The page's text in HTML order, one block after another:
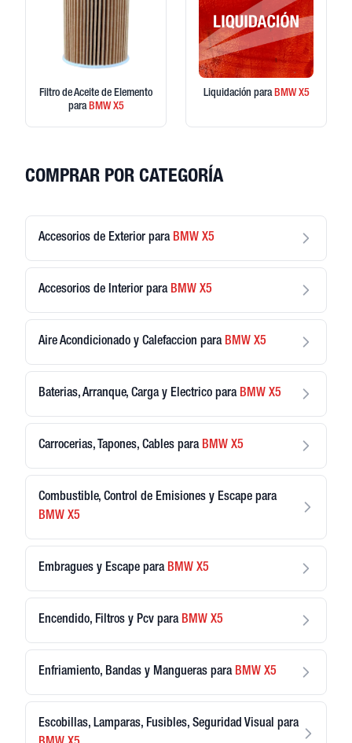
Filtro de Aceite de Elemento
paraBMWX5
Liquidación paraBMWX5
COMPRAR POR CATEGORÍA
Accesorios de Exterior para BMW X5
Accesorios de Interior para BMW X5
Aire Acondicionado y Calefaccion para BMW X5
Baterias, Arranque, Carga y Electrico para BMW X5
Carrocerias, Tapones, Cables para BMW X5
Combustible, Control de Emisiones y Escape para
BMW X5
Embragues y Escape para BMW X5
Encendido, Filtros y Pcv para BMW X5
Enfriamiento, Bandas y Mangueras para BMW X5
Escobillas, Lamparas, Fusibles, Seguridad Visual para